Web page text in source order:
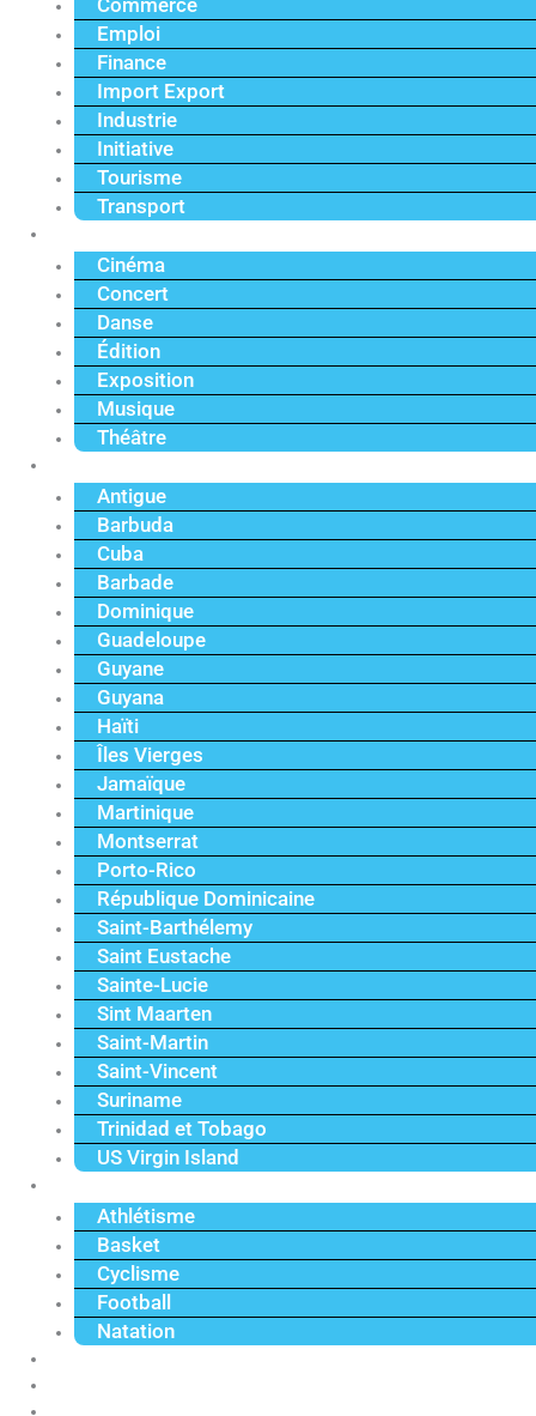
Commerce
Emploi
Finance
Import Export
Industrie
Initiative
Tourisme
Transport
Cinéma
Concert
Danse
Édition
Exposition
Musique
Théâtre
Antigue
Barbuda
Cuba
Barbade
Dominique
Guadeloupe
Guyane
Guyana
Haïti
Îles Vierges
Jamaïque
Martinique
Montserrat
Porto-Rico
République Dominicaine
Saint-Barthélemy
Saint Eustache
Sainte-Lucie
Sint Maarten
Saint-Martin
Saint-Vincent
Suriname
Trinidad et Tobago
US Virgin Island
Athlétisme
Basket
Cyclisme
Football
Natation